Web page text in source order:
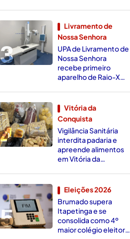
3
Livramento de
Nossa Senhora
UPA de Livramento de
Nossa Senhora
recebe primeiro
aparelho de Raio-X
4
Vitória da
Conquista
Vigilância Sanitária
interdita padaria e
apreende alimentos
em Vitória da
5
Eleições 2026
Brumado supera
Itapetinga e se
consolida como 4º
maior colégio eleitoral